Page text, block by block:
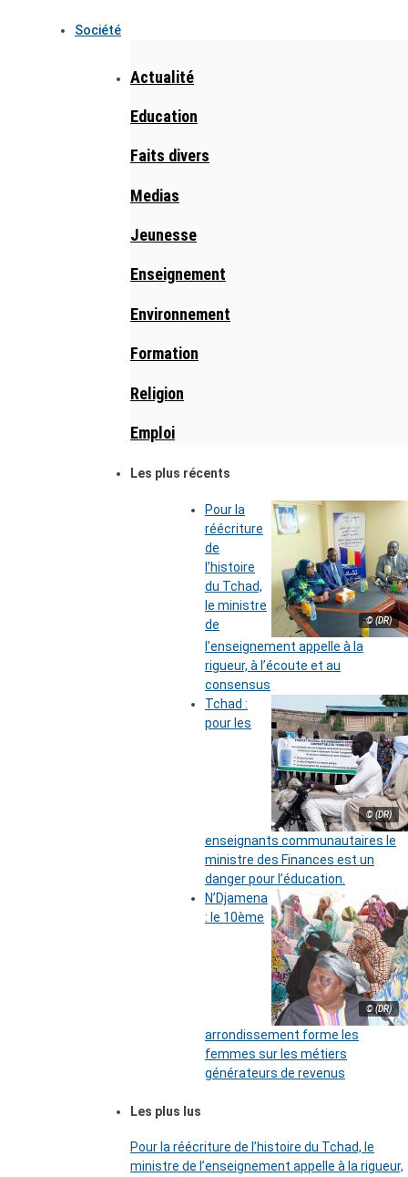
Société
Actualité
Education
Faits divers
Medias
Jeunesse
Enseignement
Environnement
Formation
Religion
Emploi
Les plus récents
© (DR)
Pour la
réécriture
de
l’histoire
du Tchad,
le ministre
de
l’enseignement appelle à la
rigueur, à l’écoute et au
consensus
© (DR)
Tchad :
pour les
enseignants communautaires le
ministre des Finances est un
danger pour l’éducation.
© (DR)
N’Djamena
: le 10ème
arrondissement forme les
femmes sur les métiers
générateurs de revenus
Les plus lus
Pour la réécriture de l’histoire du Tchad, le
ministre de l’enseignement appelle à la rigueur,